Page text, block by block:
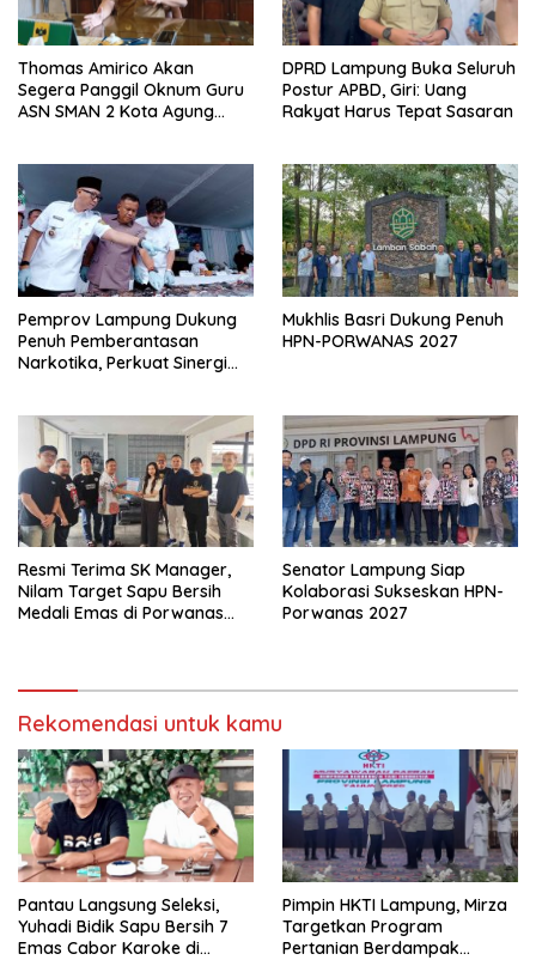
Thomas Amirico Akan
Segera Panggil Oknum Guru
ASN SMAN 2 Kota Agung
DPRD Lampung Buka Seluruh
Postur APBD, Giri: Uang
Rakyat Harus Tepat Sasaran
Pemprov Lampung Dukung
Penuh Pemberantasan
Narkotika, Perkuat Sinergi
Mukhlis Basri Dukung Penuh
HPN-PORWANAS 2027
Resmi Terima SK Manager,
Nilam Target Sapu Bersih
Medali Emas di Porwanas
Senator Lampung Siap
Kolaborasi Sukseskan HPN-
Porwanas 2027
Rekomendasi untuk kamu
Pantau Langsung Seleksi,
Yuhadi Bidik Sapu Bersih 7
Emas Cabor Karoke di
Pimpin HKTI Lampung, Mirza
Targetkan Program
Pertanian Berdampak